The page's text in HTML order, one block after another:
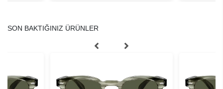
SON BAKTIĞINIZ ÜRÜNLER